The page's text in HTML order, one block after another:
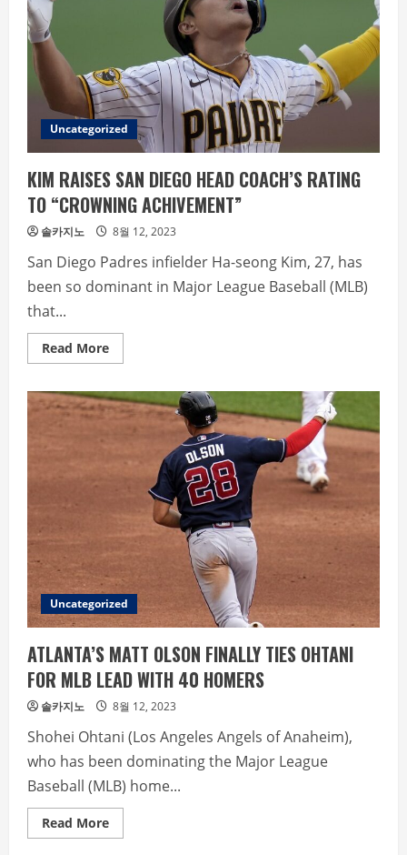
BALL
IN
FIRST
START
IN
44
DAYS
Uncategorized
KIM RAISES SAN DIEGO HEAD COACH’S RATING
TO “CROWNING ACHIVEMENT”
솔카지노 8월 12, 2023
San Diego Padres infielder Ha-seong Kim, 27, has
been so dominant in Major League Baseball (MLB)
that...
Read MoreRead
more
RAISES
SAN
DIEGO
HEAD
RATING
TO
“CROWNING
ACHIVEMENT”
Uncategorized
ATLANTA’S MATT OLSON FINALLY TIES OHTANI
FOR MLB LEAD WITH 40 HOMERS
솔카지노 8월 12, 2023
Shohei Ohtani (Los Angeles Angels of Anaheim),
who has been dominating the Major League
Baseball (MLB) home...
Read MoreRead
more